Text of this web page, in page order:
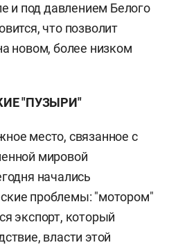
и под давлением Белого
что позволит
новом, более низком
"ПУЗЫРИ"
место, связанное с
мировой
начались
проблемы: "мотором"
экспорт, который
власти этой